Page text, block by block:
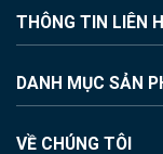
THÔNG TIN LIÊN
DANH MỤC SẢN
VỀ CHÚNG TÔI